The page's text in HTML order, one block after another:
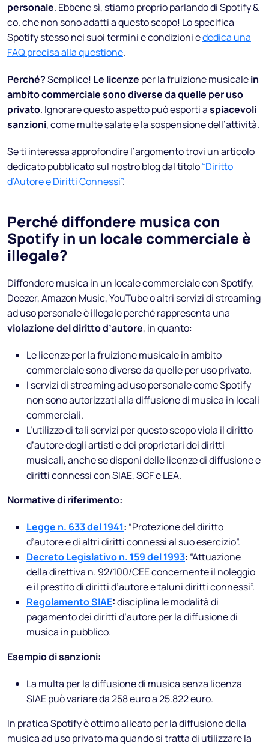
personale. Ebbene sì, stiamo proprio parlando di Spotify &
co. che non sono adatti a questo scopo! Lo specifica
Spotify stesso nei suoi termini e condizioni ededica una
FAQ precisa alla questione.
Perché?Semplice! Le licenze per la fruizione musicalein
ambito commerciale sono diverse da quelle per uso
privato. Ignorare questo aspetto può esporti aspiacevoli
sanzioni, come multe salate e la sospensione dell’attività.
Se ti interessa approfondire l’argomento trovi un articolo
dedicato pubblicato sul nostro blog dal titolo“Diritto
d’Autore e Diritti Connessi”.
Perché diffondere musica con
Spotify in un locale commerciale è
illegale?
Diffondere musica in un locale commerciale con Spotify,
Deezer, Amazon Music, YouTube o altri servizi di streaming
ad uso personale è illegale perché rappresenta una
violazione del diritto d’autore, in quanto:
Le licenze per la fruizione musicale in ambito
commerciale sono diverse da quelle per uso privato.
I servizi di streaming ad uso personale come Spotify
non sono autorizzati alla diffusione di musica in locali
commerciali.
L’utilizzo di tali servizi per questo scopo viola il diritto
d’autore degli artisti e dei proprietari dei diritti
musicali, anche se disponi delle licenze di diffusione e
diritti connessi con SIAE, SCF e LEA.
Normative di riferimento:
Legge n. 633 del 1941: “Protezione del diritto
d’autore e di altri diritti connessi al suo esercizio”.
Decreto Legislativo n. 159 del 1993: “Attuazione
della direttiva n. 92/100/CEE concernente il noleggio
e il prestito di diritti d’autore e taluni diritti connessi”.
Regolamento SIAE:disciplina le modalità di
pagamento dei diritti d’autore per la diffusione di
musica in pubblico.
Esempio di sanzioni:
La multa per la diffusione di musica senza licenza
SIAE può variare da 258 euro a 25.822 euro.
In pratica Spotify è ottimo alleato per la diffusione della
musica ad uso privato ma quando si tratta di utilizzare la